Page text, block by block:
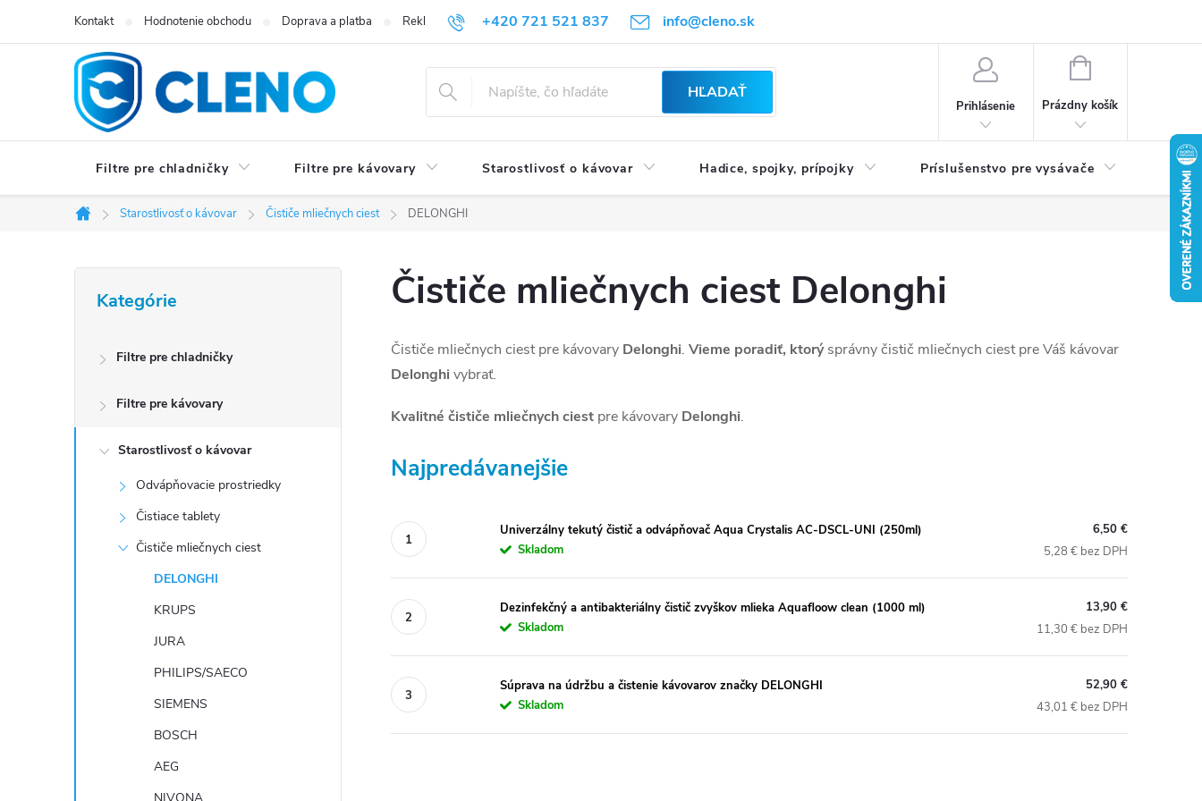
+420 721 521 837 info@cleno.sk
Kontakt Hodnotenie obchodu Doprava a platba Reklamácia a vrátenie tovaru B2B | Veľkoobchodný predaj
HĽADAŤ
Prihlásenie
NÁKUPNÝ
Prázdny košík
Filtre pre chladničky Filtre pre kávovary Starostlivosť o kávovar Hadice, spojky, prípojky Príslušenstvo pre vysávače
Domov
Starostlivosť o kávovar Čističe mliečnych ciest DELONGHI
ý
kategórie
Kategórie
Filtre pre chladničky
Filtre pre kávovary
Starostlivosť o kávovar
Odvápňovacie prostriedky
Čistiace tablety
Čističe mliečnych ciest
DELONGHI
KRUPS
JURA
PHILIPS/SAECO
SIEMENS
BOSCH
AEG
Čističe mliečnych ciest Delonghi
Čističe mliečnych ciest pre kávovary Delonghi. Vieme poradiť, ktorýsprávny čistič mliečnych ciest pre Váš kávovar
Delonghi vybrať.
Kvalitné čističe mliečnych ciest pre kávovary Delonghi.
Najpredávanejšie
Univerzálny tekutý čistič a odvápňovač Aqua Crystalis AC-DSCL-UNI (250ml)
Skladom
6,50 €
5,28 € bez DPH
Dezinfekčný a antibakteriálny čistič zvyškov mlieka Aquafloow clean (1000 ml)
Skladom
13,90 €
11,30 € bez DPH
Súprava na údržbu a čistenie kávovarov značky DELONGHI
Skladom
52,90 €
43,01 € bez DPH